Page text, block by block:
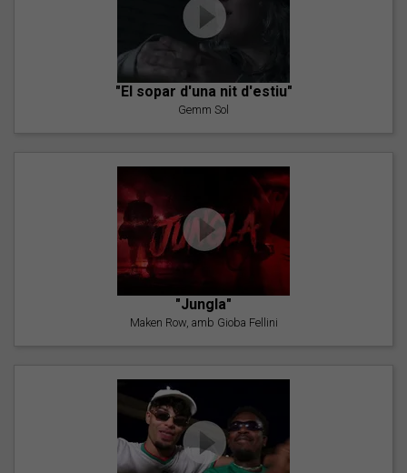
"El sopar d'una nit d'estiu"
Gemm Sol
"Jungla"
Maken Row, amb Gioba Fellini